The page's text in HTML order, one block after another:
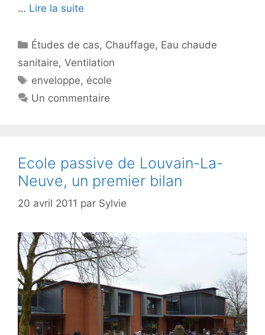
… Lire la suite
Catégories
Études de cas, Chauffage, Eau chaude
sanitaire, Ventilation
Étiquettes
enveloppe, école
Un commentaire
Ecole passive de Louvain-La-
Neuve, un premier bilan
20 avril 2011 par Sylvie